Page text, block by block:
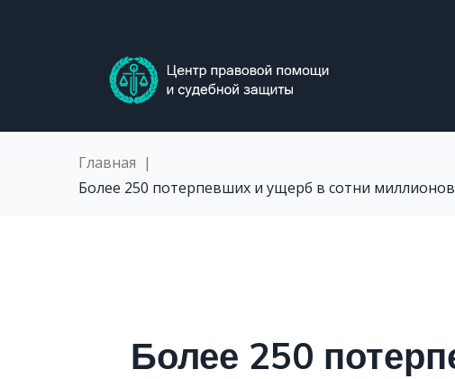
Главная |
Более 250 потерпевших и ущерб в сотни
Более 250